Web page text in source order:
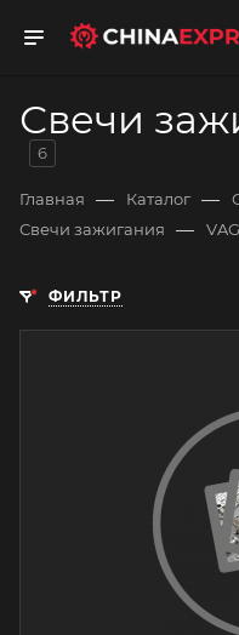
Свечи
6
Главная — Каталог —
Свечи зажигания — VAG
ФИЛЬТР